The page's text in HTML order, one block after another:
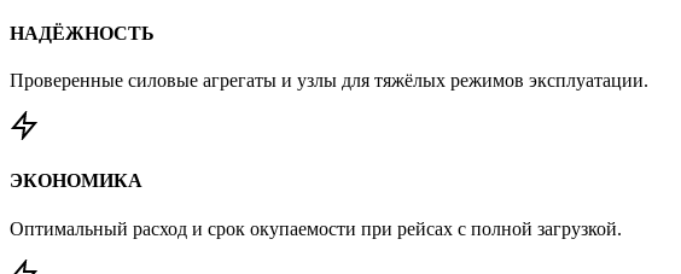
НАДЁЖНОСТЬ
Проверенные силовые агрегаты и узлы для тяжёлых режимов эксплуатации.
ЭКОНОМИКА
Оптимальный расход и срок окупаемости при рейсах с полной загрузкой.